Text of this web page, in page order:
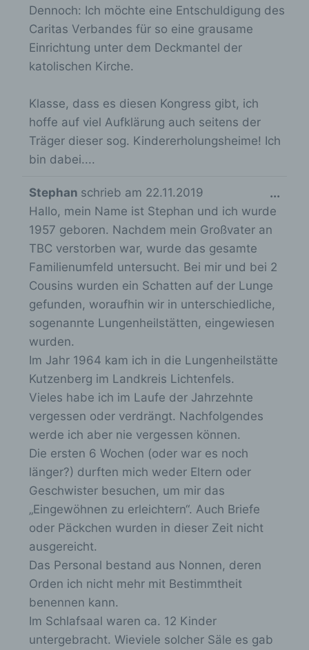
Dennoch: Ich möchte eine Entschuldigung des
Caritas Verbandes für so eine grausame
Einrichtung unter dem Deckmantel der
katolischen Kirche.
Klasse, dass es diesen Kongress gibt, ich
hoffe auf viel Aufklärung auch seitens der
Träger dieser sog. Kindererholungsheime! Ich
bin dabei....
Stephan schrieb am 22.11.2019
Hallo, mein Name ist Stephan und ich wurde
1957 geboren. Nachdem mein Großvater an
TBC verstorben war, wurde das gesamte
Familienumfeld untersucht. Bei mir und bei 2
Cousins wurden ein Schatten auf der Lunge
gefunden, woraufhin wir in unterschiedliche,
sogenannte Lungenheilstätten, eingewiesen
wurden.
Im Jahr 1964 kam ich in die Lungenheilstätte
Kutzenberg im Landkreis Lichtenfels.
Vieles habe ich im Laufe der Jahrzehnte
vergessen oder verdrängt. Nachfolgendes
werde ich aber nie vergessen können.
Die ersten 6 Wochen (oder war es noch
länger?) durften mich weder Eltern oder
Geschwister besuchen, um mir das
„Eingewöhnen zu erleichtern“. Auch Briefe
oder Päckchen wurden in dieser Zeit nicht
ausgereicht.
Das Personal bestand aus Nonnen, deren
Orden ich nicht mehr mit Bestimmtheit
benennen kann.
Im Schlafsaal waren ca. 12 Kinder
untergebracht. Wieviele solcher Säle es gab
...
vielmehr benötigt, um (1) die Inhalte unserer
Internetseite korrekt auszuliefern, (2) die Inhalte
unserer Internetseite sowie die Werbung für diese
zu optimieren, (3) die dauerhafte
Funktionsfähigkeit unserer
sowie (4) um Strafverfolgungsbehörden im Falle
eines Cyberangriffes die zur Strafverfolgung
notwendigen Informationen bereitzustellen. Diese
anonym erhobenen Daten und Informationen
werden durch uns daher einerseits statistisch und
und die Datensicherheit in unserem Unternehmen
zu erhöhen, um letztlich ein optimales
Schutzniveau für die von uns verarbeiteten
personenbezogenen Daten sicherzustellen. Die
anonymen Daten der Server-Logfiles werden
getrennt von allen durch eine betroffene Person
angegebenen personenbezogenen Daten
gespeichert.
Registrierung auf unserer Internetseite
Die betroffene Person hat die Möglichkeit, sich
auf der Internetseite des für die Verarbeitung
Verantwortlichen unter Angabe von
personenbezogenen Daten zu registrieren.
Welche personenbezogenen Daten dabei an den
für die Verarbeitung Verantwortlichen übermittelt
werden, ergibt sich aus der jeweiligen
Eingabemaske, die für die Registrierung
verwendet wird. Die von der betroffenen Person
eingegebenen personenbezogenen Daten
werden ausschließlich für die interne
Verwendung bei dem für die Verarbeitung
Verantwortlichen und für eigene Zwecke
erhoben und gespeichert. Der für die
Verarbeitung Verantwortliche kann die
Weitergabe an einen oder mehrere
Auftragsverarbeiter, beispielsweise einen
Paketdienstleister, veranlassen, der die
personenbezogenen Daten ebenfalls
ausschließlich für eine interne Verwendung, die
dem für die Verarbeitung Verantwortlichen
zuzurechnen ist, nutzt.